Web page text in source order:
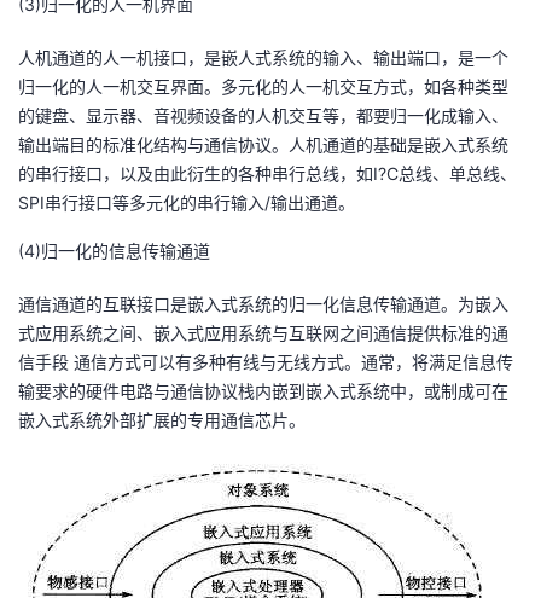
(3)归一化的人一机界面
人机通道的人一机接口，是嵌人式系统的输入、输出端口，是一个
归一化的人一机交互界面。多元化的人一机交互方式，如各种类型
的键盘、显示器、音视频设备的人机交互等，都要归一化成输入、
输出端目的标准化结构与通信协议。人机通道的基础是嵌入式系统
的串行接口，以及由此衍生的各种串行总线，如I?C总线、单总线、
SPI串行接口等多元化的串行输入/输出通道。
(4)归一化的信息传输通道
通信通道的互联接口是嵌入式系统的归一化信息传输通道。为嵌入
式应用系统之间、嵌入式应用系统与互联网之间通信提供标准的通
信手段 通信方式可以有多种有线与无线方式。通常，将满足信息传
输要求的硬件电路与通信协议栈内嵌到嵌入式系统中，或制成可在
嵌入式系统外部扩展的专用通信芯片。